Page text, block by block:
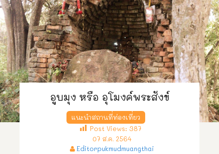
อูบมุง หรือ อุโมงค์พระสังข์
แนะนำสถานที่ท่องเที่ยว
Post Views: 387
07 ส.ค. 2564
Editorpukmudmuangthai